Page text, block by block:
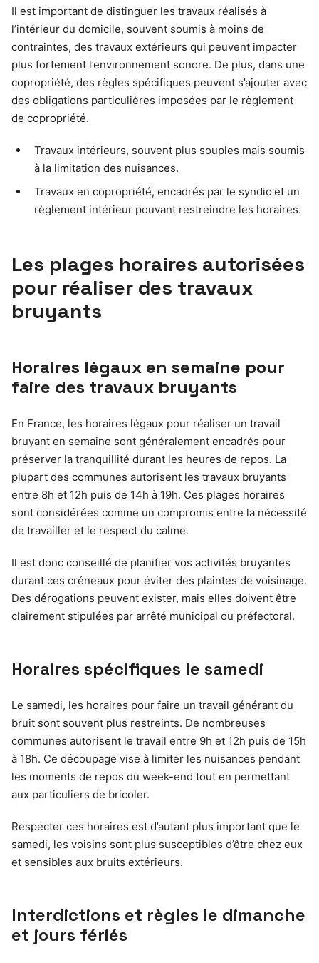
Il est important de distinguer les travaux réalisés à
l’intérieur du domicile, souvent soumis à moins de
contraintes, des travaux extérieurs qui peuvent impacter
plus fortement l’environnement sonore. De plus, dans une
copropriété, des règles spécifiques peuvent s’ajouter avec
des obligations particulières imposées par le règlement
de copropriété.
Travaux intérieurs, souvent plus souples mais soumis
à la limitation des nuisances.
Travaux en copropriété, encadrés par le syndic et un
règlement intérieur pouvant restreindre les horaires.
Les plages horaires autorisées
pour réaliser des travaux
bruyants
Horaires légaux en semaine pour
faire des travaux bruyants
En France, les horaires légaux pour réaliser un travail
bruyant en semaine sont généralement encadrés pour
préserver la tranquillité durant les heures de repos. La
plupart des communes autorisent les travaux bruyants
entre 8h et 12h puis de 14h à 19h. Ces plages horaires
sont considérées comme un compromis entre la nécessité
de travailler et le respect du calme.
Il est donc conseillé de planifier vos activités bruyantes
durant ces créneaux pour éviter des plaintes de voisinage.
Des dérogations peuvent exister, mais elles doivent être
clairement stipulées par arrêté municipal ou préfectoral.
Horaires spécifiques le samedi
Le samedi, les horaires pour faire un travail générant du
bruit sont souvent plus restreints. De nombreuses
communes autorisent le travail entre 9h et 12h puis de 15h
à 18h. Ce découpage vise à limiter les nuisances pendant
les moments de repos du week-end tout en permettant
aux particuliers de bricoler.
Respecter ces horaires est d’autant plus important que le
samedi, les voisins sont plus susceptibles d’être chez eux
et sensibles aux bruits extérieurs.
Interdictions et règles le dimanche
et jours fériés